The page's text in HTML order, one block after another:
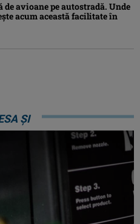
de avioane pe autostradă. Unde
acum această facilitate în
ȘI